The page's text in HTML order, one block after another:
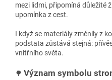
mezi lidmi, připomíná důležité
upomínka z cest.
I když se materiály změnily z
podstata zůstává stejná:
vnitřního světa.
🌳 Význam symbolu